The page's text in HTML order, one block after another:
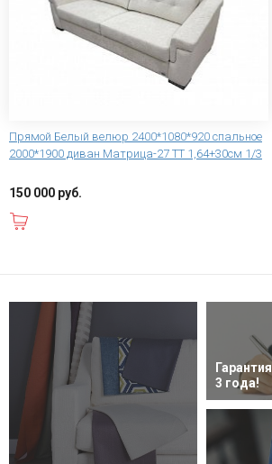
Прямой Белый велюр 2400*1080*920 спальное
2000*1900 диван Матрица-27 ТТ 1,64+30см 1/3
150 000 руб.
Гарантия
3 года!